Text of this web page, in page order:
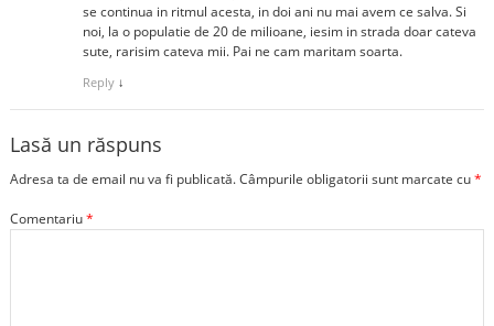
se continua in ritmul acesta, in doi ani nu mai avem ce salva. Si
noi, la o populatie de 20 de milioane, iesim in strada doar cateva
sute, rarisim cateva mii. Pai ne cam maritam soarta.
Reply ↓
Lasă un răspuns
Adresa ta de email nu va fi publicată.Câmpurile obligatorii sunt marcate cu*
Comentariu*